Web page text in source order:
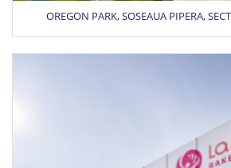
OREGON PARK, SOSEAUA PIPERA,